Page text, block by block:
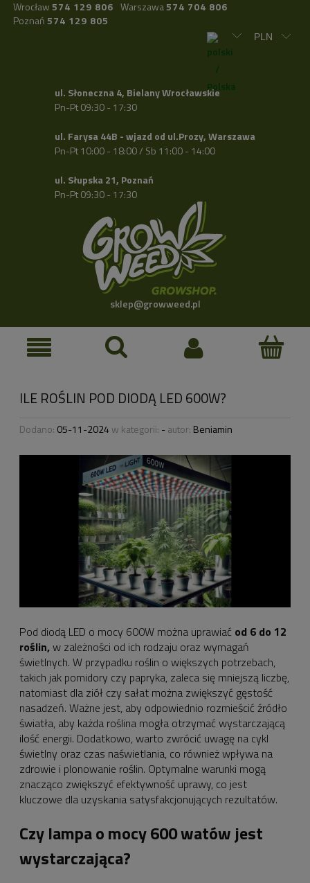
Wrocław 574 129 806 Warszawa574 704 806
Poznań 574 129 805
ul. Słoneczna 4, Bielany Wrocławskie
Pn-Pt 09:30 - 17:30
ul. Farysa 44B - wjazd od ul.Prozy, Warszawa
Pn-Pt 10:00 - 18:00 / Sb 11:00 - 14:00
ul. Słupska 21, Poznań
Pn-Pt 09:30 - 17:30
sklep@growweed.pl
ILE ROŚLIN POD DIODĄ LED 600W?
Dodano: 05-11-2024 w kategorii: - autor: Beniamin
Pod diodą LED o mocy 600W można uprawiać od 6 do 12
roślin,w zależności od ich rodzaju oraz wymagań
świetlnych. W przypadku roślin o większych potrzebach,
takich jak pomidory czy papryka, zaleca się mniejszą liczbę,
natomiast dla ziół czy sałat można zwiększyć gęstość
nasadzeń. Ważne jest, aby odpowiednio rozmieścić źródło
światła, aby każda roślina mogła otrzymać wystarczającą
ilość energii. Dodatkowo, warto zwrócić uwagę na cykl
świetlny oraz czas naświetlania, co również wpływa na
zdrowie i plonowanie roślin. Optymalne warunki mogą
znacząco zwiększyć efektywność uprawy, co jest
kluczowe dla uzyskania satysfakcjonujących rezultatów.
Czy lampa o mocy 600 watów jest
wystarczająca?